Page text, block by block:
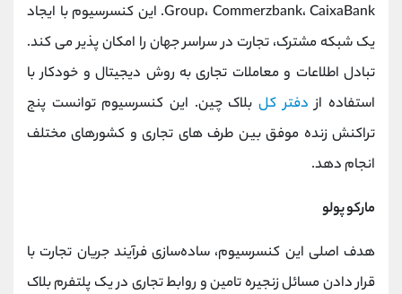
Group، Commerzbank، CaixaBank. این کنسرسیوم با ایجاد
یک شبکه مشترک، تجارت در سراسر جهان را امکان پذیر می کند.
تبادل اطلاعات و معاملات تجاری به روش دیجیتال و خودکار با
استفاده از دفتر کل بلاک چین. این کنسرسیوم توانست پنج
تراکنش زنده موفق بین طرف های تجاری و کشورهای مختلف
انجام دهد.
مارکو پولو
هدف اصلی این کنسرسیوم، ساده‌سازی فرآیند جریان تجارت با
قرار دادن مسائل زنجیره تامین و روابط تجاری در یک پلتفرم بلاک